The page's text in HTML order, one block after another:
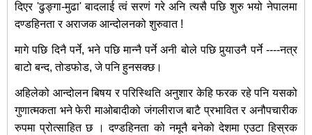
दिएर 'ढुङ्गा-मुढा' बादलाई त्वं सरणं गरे अनि त्यसै पछि शुरु भयो नेपालमा
दण्डहिनता र अराजक आन्दोलनको शुरुवात !
मागे पछि दिनै पर्ने, भने पछि मान्नै पर्ने अनी बोले पछि पुर्‍याउनै पर्ने ----नत्र
बाटो बन्द, तोडफोड, जे पनि हुनसक्छ।
अहिलेको आन्दोलन बिषय र परिस्थिति अनुशार केहि फरक रहे पनि यसको
गुणात्मकता भने फेरी माओबादीको जंगलीराज बाटै प्रभावित र अनौपचारीक
रुपमा प्रोत्साहित छ । दण्डहिनता को नमूनै बनेको देशमा एउटा हिस्रक